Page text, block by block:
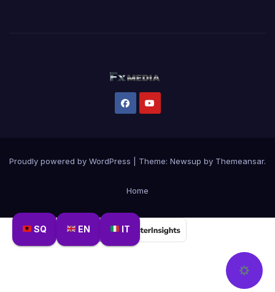
SQ EN IT
Proudly powered by WordPress Theme: Newsup by Themeansar.
Home